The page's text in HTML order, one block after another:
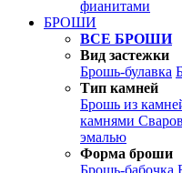
фианитами
БРОШИ
ВСЕ БРОШИ
Вид застежки
Брошь-булавка
Тип камней
Брошь из
камнями
эмалью
Форма броши
Брошь-бабочка